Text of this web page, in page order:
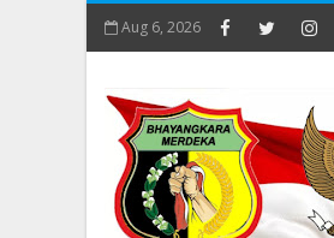
Aug 6, 2026